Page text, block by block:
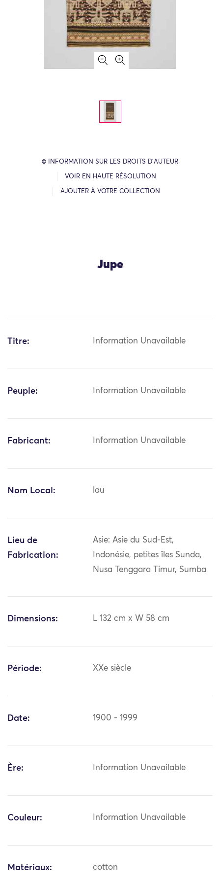
© INFORMATION SUR LES DROITS D’AUTEUR
VOIR EN HAUTE RÉSOLUTION
AJOUTER À VOTRE COLLECTION
Jupe
Titre: Information Unavailable
Peuple: Information Unavailable
Fabricant: Information Unavailable
Nom Local: lau
Lieu de
Fabrication:
Asie: Asie du Sud-Est,
Indonésie, petites îles Sunda,
Nusa Tenggara Timur, Sumba
Dimensions: L 132 cm x W 58 cm
Période: XXe siècle
Date: 1900 - 1999
Ère: Information Unavailable
Couleur: Information Unavailable
Matériaux: cotton